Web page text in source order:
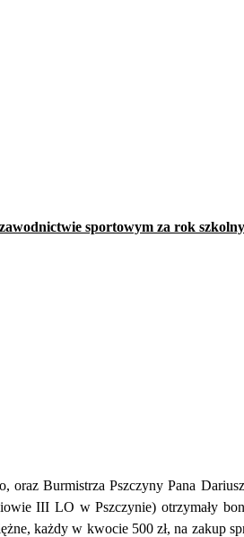
sportowym za rok
oraz Burmistrza Pszczyny Pana
III LO w Pszczynie) otrzymały
każdy w kwocie 500 zł, na zakup